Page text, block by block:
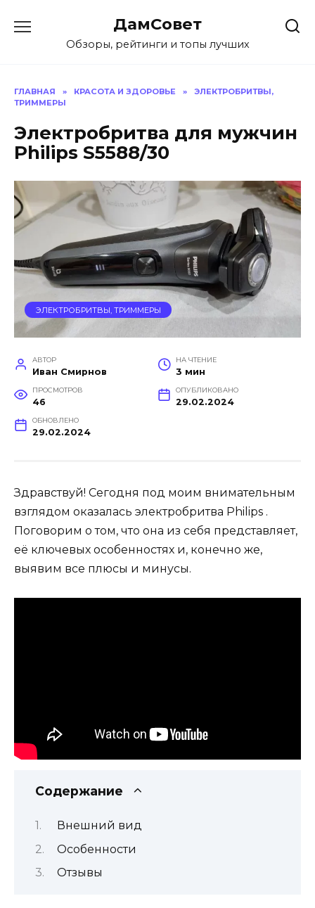
содержанию
ДамСовет
Обзоры, рейтинги и топы лучших
ГЛАВНАЯ » КРАСОТА И ЗДОРОВЬЕ »
ЭЛЕКТРОБРИТВЫ,
ТРИММЕРЫ
Электробритва для мужчин
Philips S5588/30
ЭЛЕКТРОБРИТВЫ, ТРИММЕРЫ
АВТОР
Иван Смирнов
НА ЧТЕНИЕ
3 мин
ПРОСМОТРОВ
46
ОПУБЛИКОВАНО
29.02.2024
ОБНОВЛЕНО
29.02.2024
Здравствуй! Сегодня под моим внимательным
взглядом оказалась электробритва Philips .
Поговорим о том, что она из себя представляет,
её ключевых особенностях и, конечно же,
выявим все плюсы и минусы.
Содержание
Внешний вид
Особенности
Отзывы